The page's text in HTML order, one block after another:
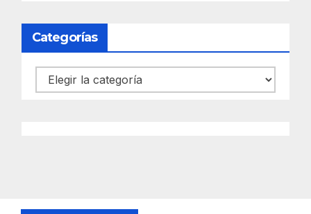
Categorías
Categorías